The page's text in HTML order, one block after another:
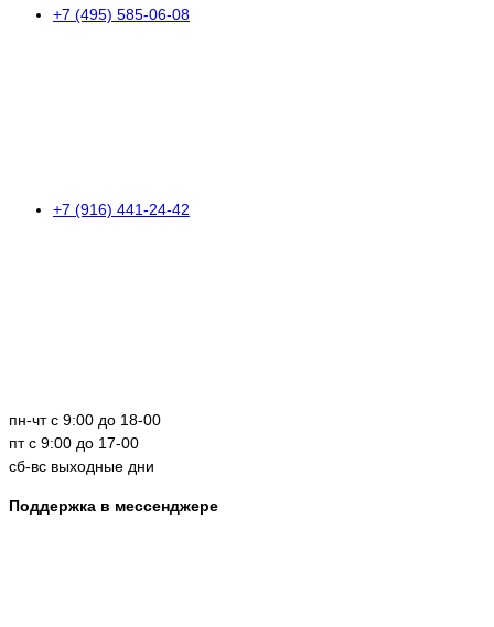
+7 (495) 585-06-08
+7 (916) 441-24-42
пн-чт с 9:00 до 18-00
пт с 9:00 до 17-00
сб-вс выходные дни
Поддержка в мессенджере